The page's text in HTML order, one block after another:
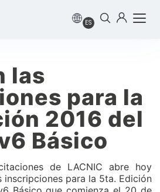
ES
las
para la
2016 del
Básico
de LACNIC abre hoy
inscripciones para la 5ta. Edición